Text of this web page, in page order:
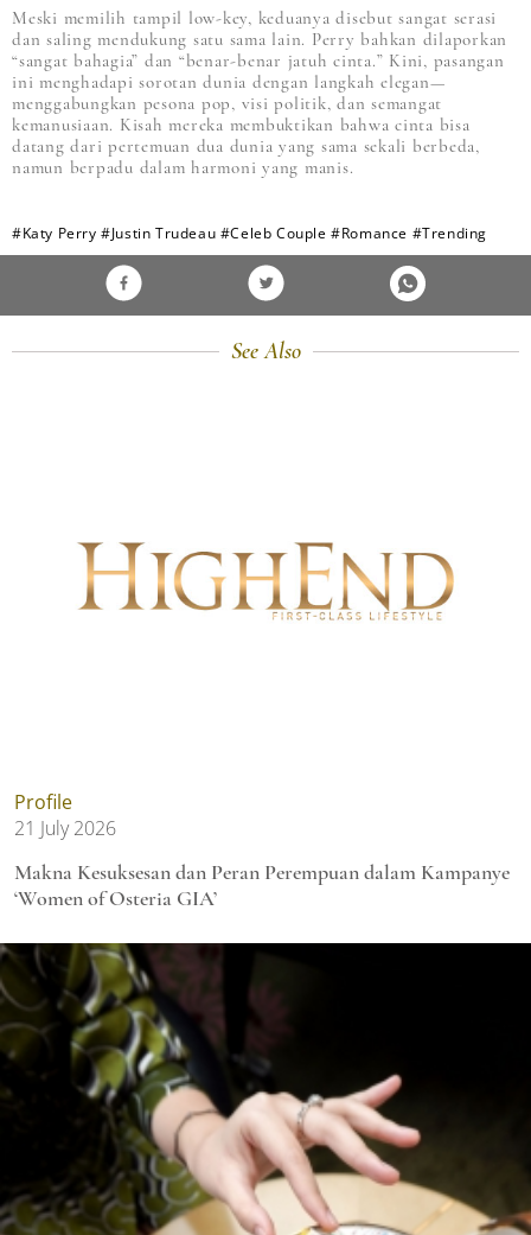
Meski memilih tampil low-key, keduanya disebut sangat serasi
dan saling mendukung satu sama lain. Perry bahkan dilaporkan
“sangat bahagia” dan “benar-benar jatuh cinta.” Kini, pasangan
ini menghadapi sorotan dunia dengan langkah elegan—
menggabungkan pesona pop, visi politik, dan semangat
kemanusiaan. Kisah mereka membuktikan bahwa cinta bisa
datang dari pertemuan dua dunia yang sama sekali berbeda,
namun berpadu dalam harmoni yang manis.
#Katy Perry #Justin Trudeau #Celeb Couple #Romance #Trending
See Also
Profile
21 July 2026
Makna Kesuksesan dan Peran Perempuan dalam Kampanye
‘Women of Osteria GIA’